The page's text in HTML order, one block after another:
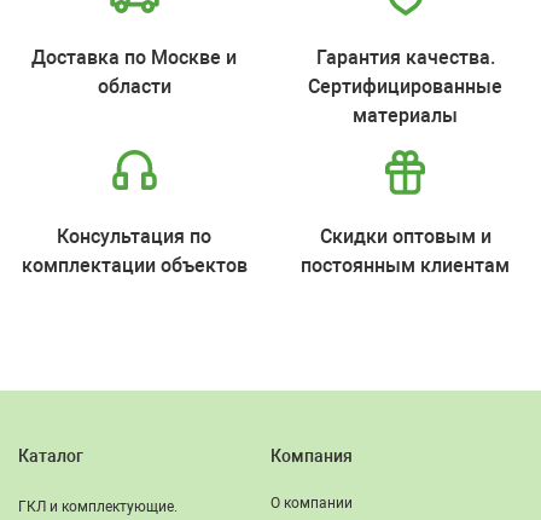
Доставка по Москве и
области
Гарантия качества.
Сертифицированные
материалы
Консультация по
комплектации объектов
Скидки оптовым и
постоянным клиентам
Каталог
ГКЛ и комплектующие.
Компания
О компании